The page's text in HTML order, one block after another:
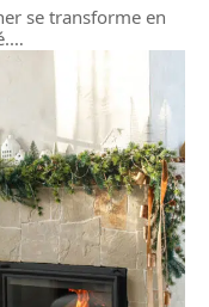
se transforme en
…